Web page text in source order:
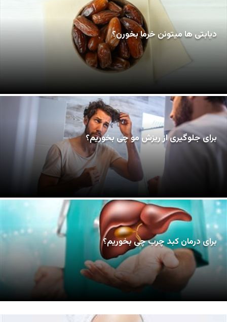
دیابتی ها میتونن خرما بخورن؟
برای جلوگیری از ریزش مو چی بخوریم؟
برای درمان کبد چرب چی بخوریم؟